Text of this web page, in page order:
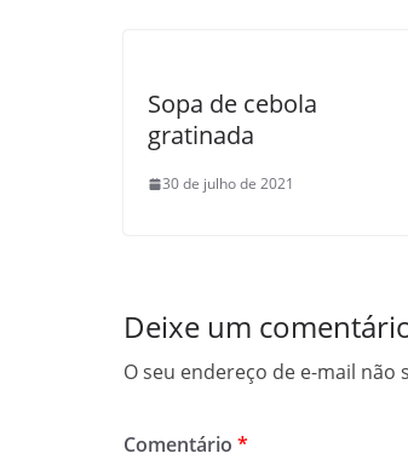
Sopa de cebola
gratinada
30 de julho de 2021
Deixe um
O seu endereço de e-mail não
Comentário *